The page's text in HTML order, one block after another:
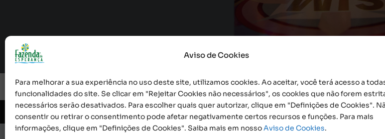
Aviso de Cookies
Para melhorar a sua experiência no uso deste site, utilizamos cookies. Ao aceitar, você terá acesso a
funcionalidades do site. Se clicar em "Rejeitar Cookies não necessários", os cookies que não forem
necessários serão desativados. Para escolher quais quer autorizar, clique em "Definições de Cookies".
consentir ou retirar o consentimento pode afetar negativamente certos recursos e funções. Para mais
informações, clique em "Definições de Cookies". Saiba mais em nossoAviso de Cookies.
© 2026 Obra Social Nossa Senhora da Gloria - Fazenda da Esperança. CNPJ: 48555775000150 |